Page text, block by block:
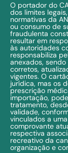
O portador do
dos limites
normativas da
ou consumo de
fraudulenta
resultar em
às autoridades
responsabiliza
anexados,
corretos,
vigentes. O
jurídica, mas os
prescrição
importação,
tratamento,
validade,
vinculados a
comprovante
respectiva
recreativo da
organização e